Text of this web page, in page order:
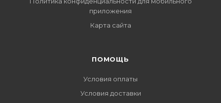
приложения
Карта сайта
ПОМОЩЬ
Условия оплаты
Условия доставки